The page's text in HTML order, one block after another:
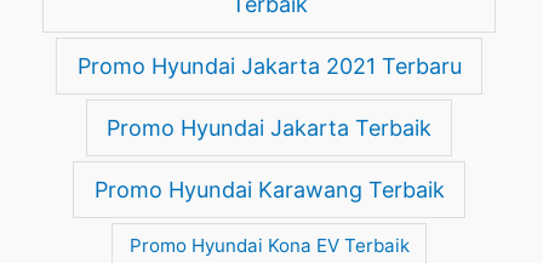
Promo Hyundai Jakarta 2021 Terbaru
Promo Hyundai Jakarta Terbaik
Promo Hyundai Karawang Terbaik
Promo Hyundai Kona EV Terbaik